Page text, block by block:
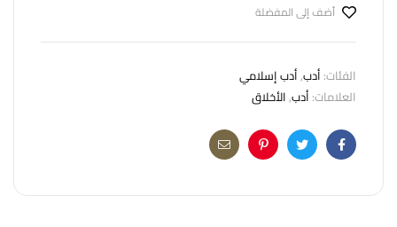
أضف إلى المفضلة
الفئات: أدب,أدب إسلامي
العلامات: أدب,الأخلاق
Facebook
Twitter
Pinterest
Email